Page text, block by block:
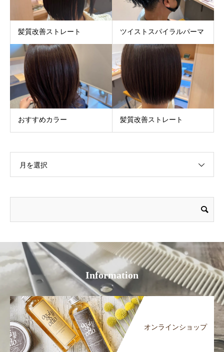
髪質改善ストレート ツイストスパイラルパーマ
おすすめカラー 髪質改善ストレート
月を選択
Information
オンラインショップ